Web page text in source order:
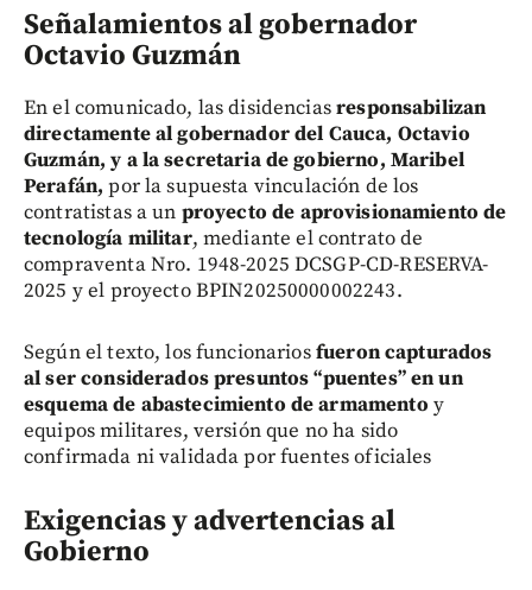
Señalamientos al gobernador
Octavio Guzmán
En el comunicado, las disidenciasresponsabilizan
directamente al gobernador del Cauca, Octavio
Guzmán, y a la secretaria de gobierno, Maribel
Perafán,por la supuesta vinculación de los
contratistas a un proyecto de aprovisionamiento de
tecnología militar, mediante el contrato de
compraventa Nro. 1948-2025 DCSGP-CD-RESERVA-
2025 y el proyecto BPIN20250000002243.
Según el texto, los funcionariosfueron capturados
al ser considerados presuntos “puentes” en un
esquema de abastecimiento de armamento y
equipos militares, versión que no ha sido
confirmada ni validada por fuentes oficiales
Exigencias y advertencias al
Gobierno